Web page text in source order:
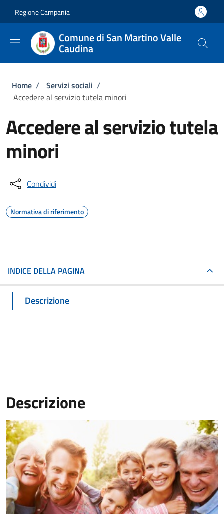
Regione Campania
Comune di San Martino Valle
Caudina
Briciole di pane
Home / Servizi sociali /
Accedere al servizio tutela minori
Accedere al servizio tutela
minori
Condividi
Normativa di riferimento
INDICE DELLA PAGINA
Descrizione
Descrizione